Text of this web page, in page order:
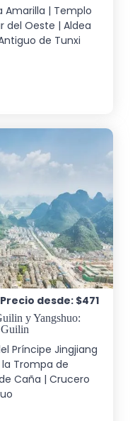
Amarilla | Templo
del Oeste | Aldea
de Tunxi
Precio desde: $471
y Yangshuo:
Guilin
Príncipe Jingjiang
Trompa de
Caña | Crucero